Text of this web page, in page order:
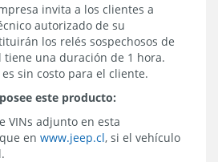
invita a los clientes a
autorizado de su
los relés sospechosos de
una duración de 1 hora.
sin costo para el cliente.
este producto:
VINs adjunto en esta
en www.jeep.cl, si el vehículo